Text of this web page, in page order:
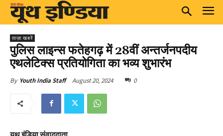
ताज़ा खबरें
पुलिस लाइन्स फतेहगढ़ में 28वीं अन्तर्जनपदीय
एथलेटिक्स प्रतियोगिता का भव्य शुभारंभ
By Youth India Staff August 20, 2024 0